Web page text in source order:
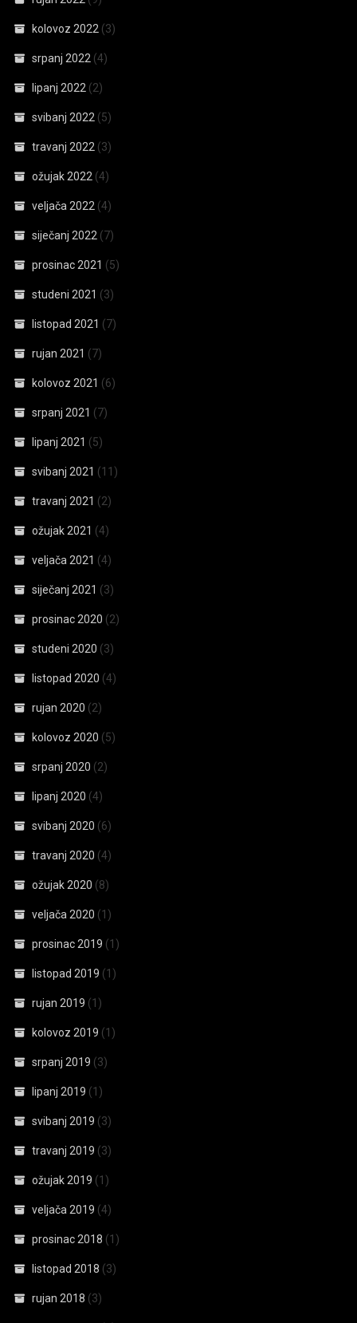
kolovoz 2022 (3)
srpanj 2022 (4)
lipanj 2022 (2)
svibanj 2022 (5)
travanj 2022 (3)
ožujak 2022 (4)
veljača 2022 (4)
siječanj 2022 (7)
prosinac 2021 (5)
studeni 2021 (3)
listopad 2021 (7)
rujan 2021 (7)
kolovoz 2021 (6)
srpanj 2021 (7)
lipanj 2021 (5)
svibanj 2021 (11)
travanj 2021 (2)
ožujak 2021 (4)
veljača 2021 (4)
siječanj 2021 (3)
prosinac 2020 (2)
studeni 2020 (3)
listopad 2020 (4)
rujan 2020 (2)
kolovoz 2020 (5)
srpanj 2020 (2)
lipanj 2020 (4)
svibanj 2020 (6)
travanj 2020 (4)
ožujak 2020 (8)
veljača 2020 (1)
prosinac 2019 (1)
listopad 2019 (1)
rujan 2019 (1)
kolovoz 2019 (1)
srpanj 2019 (3)
lipanj 2019 (1)
svibanj 2019 (3)
travanj 2019 (3)
ožujak 2019 (1)
veljača 2019 (4)
prosinac 2018 (1)
listopad 2018 (3)
rujan 2018 (3)